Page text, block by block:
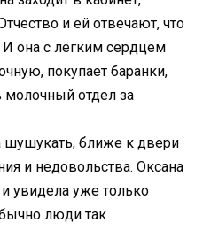
и ей отвечают, что
И она с лёгким сердцем
покупает баранки,
молочный отдел за
шушукать, ближе к двери
и недовольства. Оксана
увидела уже только
люди так